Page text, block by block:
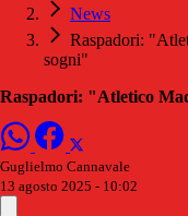
News
Raspadori:
sogni"
Raspadori: "Atletico
Guglielmo Cannavale
13 agosto 2025 - 10:02